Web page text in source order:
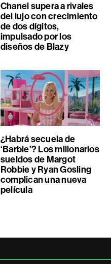
Chanel supera a rivales
del lujo con crecimiento
de dos dígitos,
impulsado por los
diseños de Blazy
¿Habrá secuela de
‘Barbie’? Los millonarios
sueldos de Margot
Robbie y Ryan Gosling
complican una nueva
película